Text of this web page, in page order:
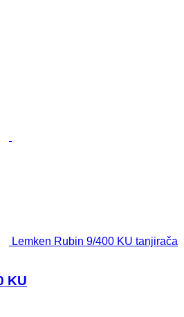
Lemken Rubin 9/400 KU tanjirača
KU